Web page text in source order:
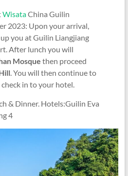
WisataChina Guilin
2023: Upon your arrival,
you at Guilin Liangjiang
After lunch you will
Mosquethen proceed
. You will then continue to
check in to your hotel.
& Dinner. Hotels:Guilin Eva
4